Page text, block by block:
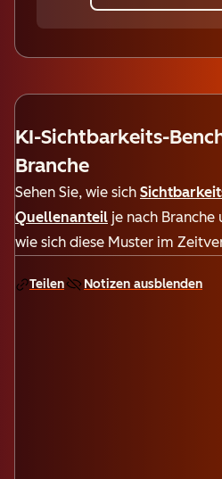
KI-Sichtbarkeits-
Branche
Sehen Sie, wie sich
Quellenanteil je nach
wie sich diese Muster im
Teilen Notizen ausblenden